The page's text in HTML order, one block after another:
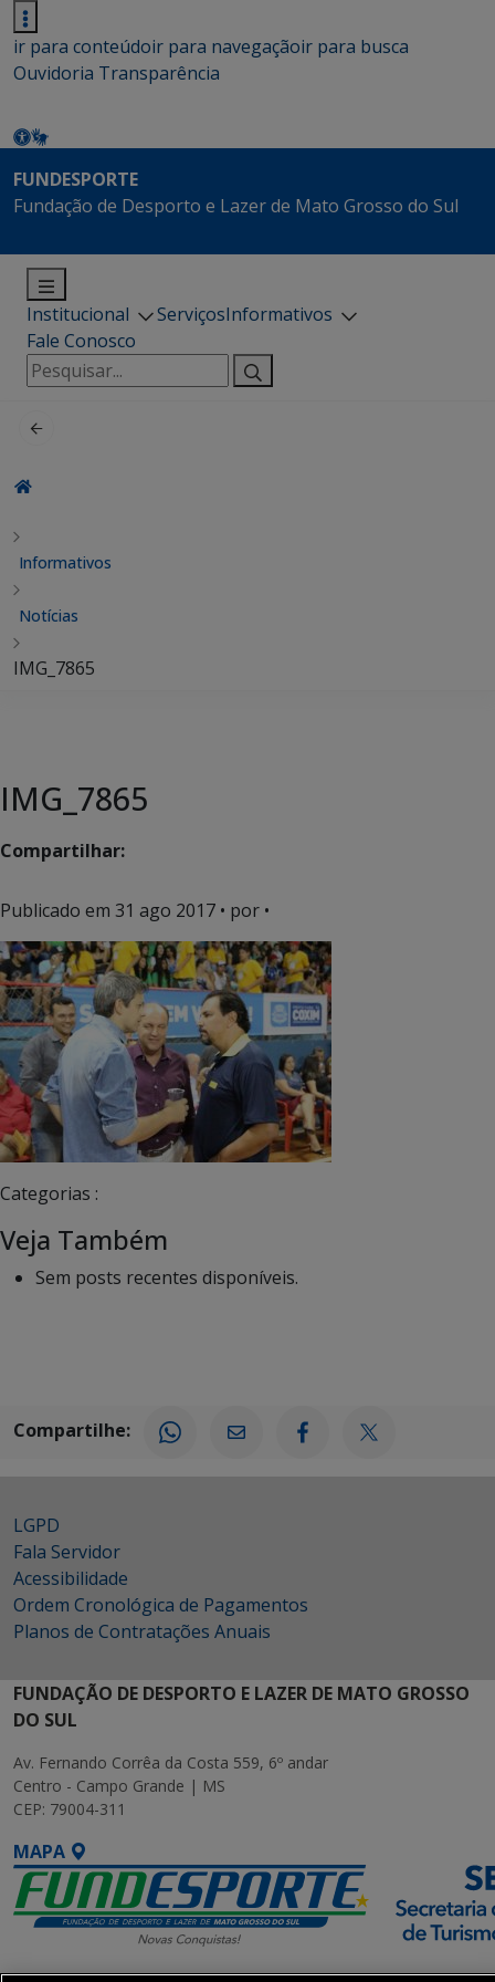
ir para conteúdoir para navegaçãoir para busca
Ouvidoria Transparência
FUNDESPORTE
Fundação de Desporto e Lazer de Mato Grosso do Sul
Institucional ServiçosInformativos
Fale Conosco
Pesquisar
por:
Informativos
Notícias
IMG_7865
IMG_7865
Compartilhar:
Publicado em 31 ago 2017 • por •
Categorias :
Veja Também
Sem posts recentes disponíveis.
Compartilhe:
LGPD
Fala Servidor
Acessibilidade
Ordem Cronológica de Pagamentos
Planos de Contratações Anuais
FUNDAÇÃO DE DESPORTO E LAZER DE MATO GROSSO
DO SUL
Av. Fernando Corrêa da Costa 559, 6º andar
Centro - Campo Grande | MS
CEP: 79004-311
MAPA